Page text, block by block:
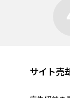
サイト売